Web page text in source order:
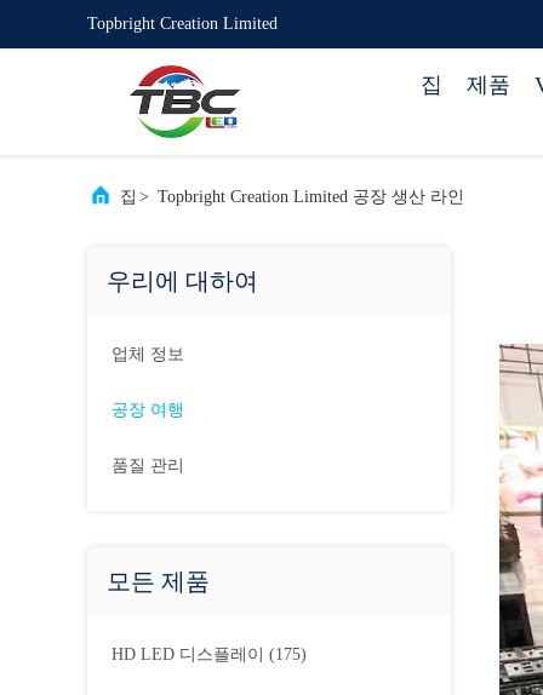
Topbright Creation Limited
집 제품
집 > Topbright Creation Limited 공장 생산 라인
우리에 대하여
업체 정보
공장 여행
품질 관리
모든 제품
HD LED 디스플레이 (175)